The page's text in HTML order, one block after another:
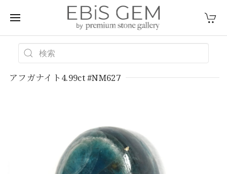
アフガナイト4.99ct #NM627